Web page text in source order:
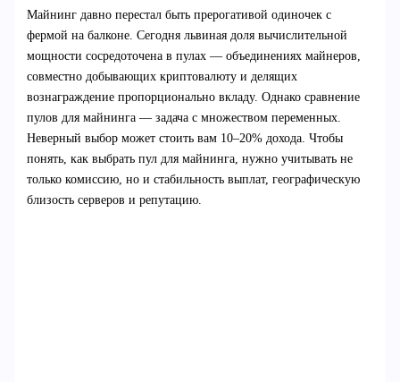
Майнинг давно перестал быть прерогативой одиночек с
фермой на балконе. Сегодня львиная доля вычислительной
мощности сосредоточена в пулах — объединениях майнеров,
совместно добывающих криптовалюту и делящих
вознаграждение пропорционально вкладу. Однако сравнение
пулов для майнинга — задача с множеством переменных.
Неверный выбор может стоить вам 10–20% дохода. Чтобы
понять, как выбрать пул для майнинга, нужно учитывать не
только комиссию, но и стабильность выплат, географическую
близость серверов и репутацию.